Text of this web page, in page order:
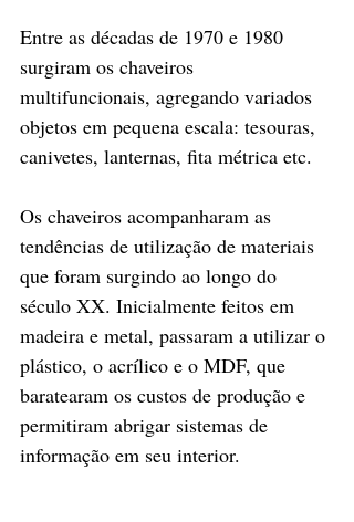
Entre as décadas de 1970 e 1980
surgiram os chaveiros
multifuncionais, agregando variados
objetos em pequena escala: tesouras,
canivetes, lanternas, fita métrica etc.
Os chaveiros acompanharam as
tendências de utilização de materiais
que foram surgindo ao longo do
século XX. Inicialmente feitos em
madeira e metal, passaram a utilizar o
plástico, o acrílico e o MDF, que
baratearam os custos de produção e
permitiram abrigar sistemas de
informação em seu interior.